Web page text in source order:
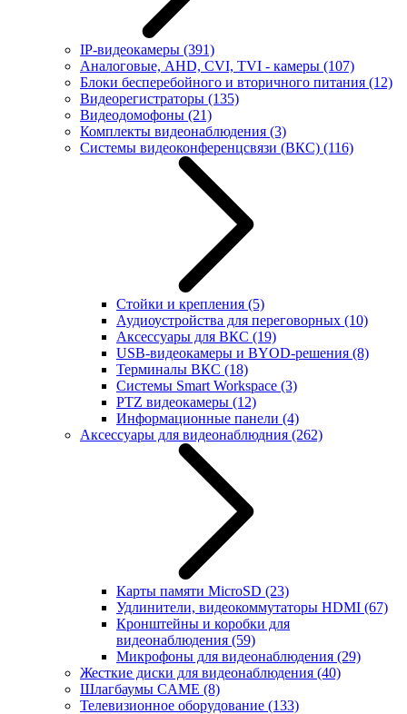
IP-видеокамеры (391)
Аналоговые, AHD, CVI, TVI - камеры (107)
Блоки бесперебойного и вторичного питания (12)
Видеорегистраторы (135)
Видеодомофоны (21)
Комплекты видеонаблюдения (3)
Системы видеоконференцсвязи (ВКС) (116)
Стойки и крепления (5)
Аудиоустройства для переговорных (10)
Аксессуары для ВКС (19)
USB-видеокамеры и BYOD-решения (8)
Терминалы ВКС (18)
Системы Smart Workspace (3)
PTZ видеокамеры (12)
Информационные панели (4)
Аксессуары для видеонаблюдния (262)
Карты памяти MicroSD (23)
Удлинители, видеокоммутаторы HDMI (67)
Кронштейны и коробки для
видеонаблюдения (59)
Микрофоны для видеонаблюдения (29)
Жесткие диски для видеонаблюдения (40)
Шлагбаумы CAME (8)
Телевизионное оборудование (133)